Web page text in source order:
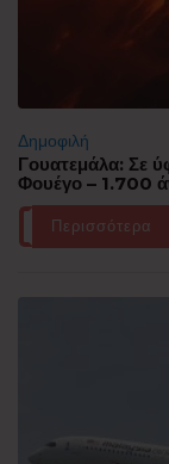
Δημοφιλή
Γουατεμάλα: Σε
Φουέγο – 1.700
Περισσότερα